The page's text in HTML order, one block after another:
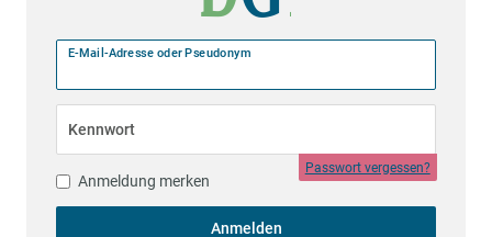
E-Mail-Adresse oder Pseudonym
Kennwort
Passwort vergessen?
Anmeldung merken
Anmelden